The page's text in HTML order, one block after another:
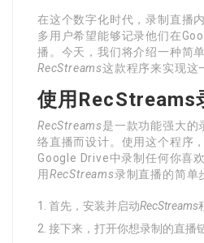
在这个数字化时代，录制直播
多用户希望能够记录他们在
播。今天，我们将介绍一种简
RecStreams这款程序来实现这
使用RecStreams
RecStreams是一款功能强大的
络直播而设计。使用这个程序
Google Drive中录制任何你喜
用RecStreams录制直播的简单
首先，安装并启动RecStreams
接下来，打开你想录制的直播